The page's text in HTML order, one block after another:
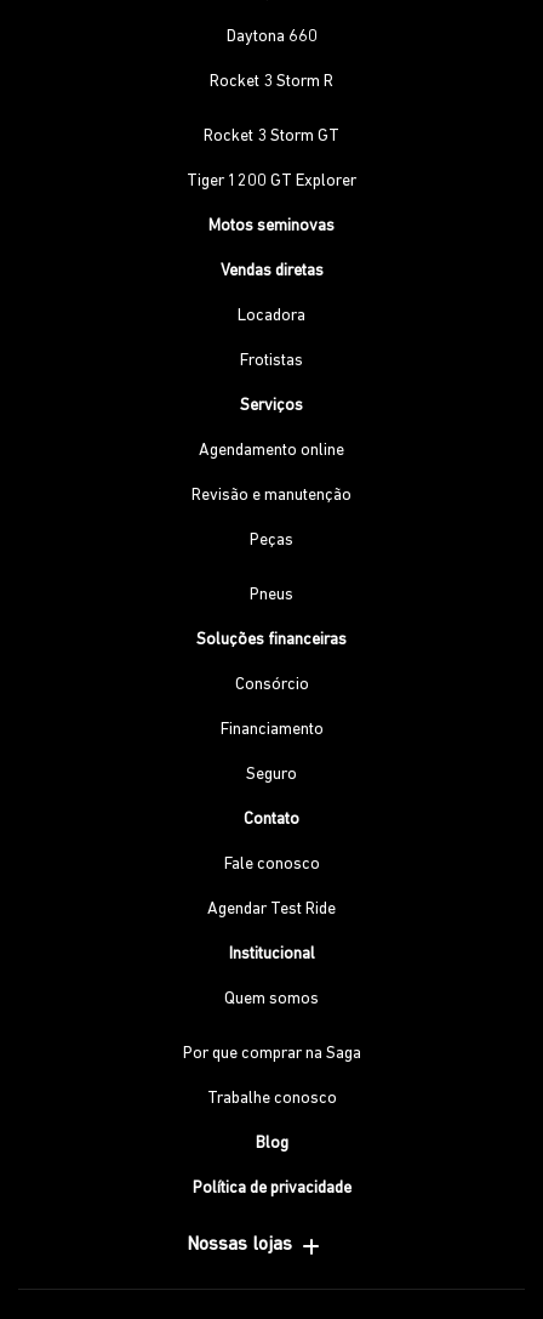
Daytona 660
Rocket 3 Storm R
Rocket 3 Storm GT
Tiger 1200 GT Explorer
Motos seminovas
Vendas diretas
Locadora
Frotistas
Serviços
Agendamento online
Revisão e manutenção
Peças
Pneus
Soluções financeiras
Consórcio
Financiamento
Seguro
Contato
Fale conosco
Agendar Test Ride
Institucional
Quem somos
Por que comprar na Saga
Trabalhe conosco
Blog
Política de privacidade
Nossas lojas